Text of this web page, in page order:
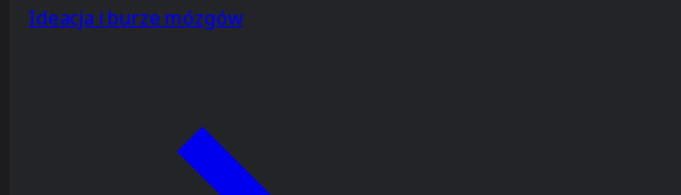
Ideacja i burze mózgów